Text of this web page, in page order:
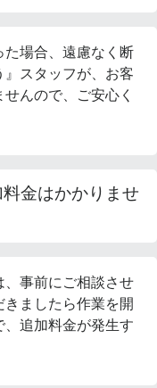
場合、遠慮なく断
スタッフが、お客
んので、ご安心く
金はかかりませ
事前にご相談させ
ましたら作業を開
追加料金が発生す